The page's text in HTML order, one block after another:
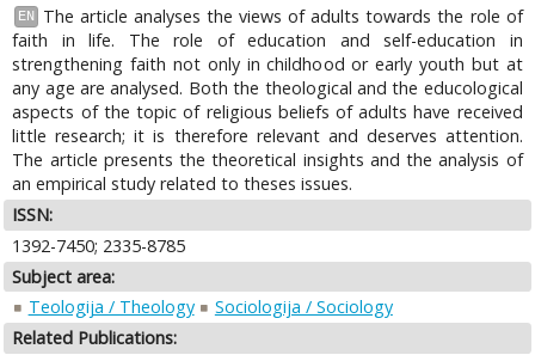
EN
The article analyses the views of adults towards the role of
faith in life. The role of education and self-education in
strengthening faith not only in childhood or early youth but at
any age are analysed. Both the theological and the educological
aspects of the topic of religious beliefs of adults have received
little research; it is therefore relevant and deserves attention.
The article presents the theoretical insights and the analysis of
an empirical study related to theses issues.
ISSN:
1392-7450; 2335-8785
Subject area:
Teologija / Theology
Sociologija / Sociology
Related Publications: